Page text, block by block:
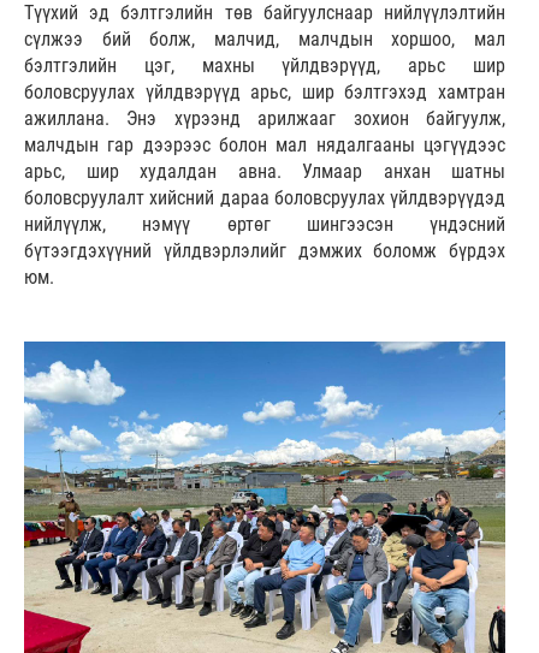
Түүхий эд бэлтгэлийн төв байгуулснаар нийлүүлэлтийн
сүлжээ бий болж, малчид, малчдын хоршоо, мал
бэлтгэлийн цэг, махны үйлдвэрүүд, арьс шир
боловсруулах үйлдвэрүүд арьс, шир бэлтгэхэд хамтран
ажиллана. Энэ хүрээнд арилжааг зохион байгуулж,
малчдын гар дээрээс болон мал нядалгааны цэгүүдээс
арьс, шир худалдан авна. Улмаар анхан шатны
боловсруулалт хийсний дараа боловсруулах үйлдвэрүүдэд
нийлүүлж, нэмүү өртөг шингээсэн үндэсний
бүтээгдэхүүний үйлдвэрлэлийг дэмжих боломж бүрдэх
юм.